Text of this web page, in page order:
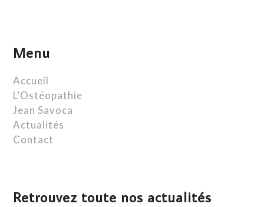
Menu
Accueil
L’Ostéopathie
Jean Savoca
Actualités
Contact
Retrouvez toute nos actualités